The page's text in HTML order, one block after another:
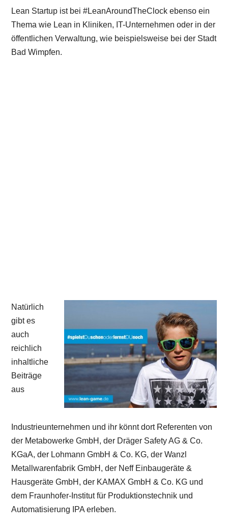
Lean Startup ist bei #LeanAroundTheClock ebenso ein
Thema wie Lean in Kliniken, IT-Unternehmen oder in der
öffentlichen Verwaltung, wie beispielsweise bei der Stadt
Bad Wimpfen.
Natürlich
gibt es
auch
reichlich
inhaltliche
Beiträge
aus
Industrieunternehmen und ihr könnt dort Referenten von
der Metabowerke GmbH, der Dräger Safety AG & Co.
KGaA, der Lohmann GmbH & Co. KG, der Wanzl
Metallwarenfabrik GmbH, der Neff Einbaugeräte &
Hausgeräte GmbH, der KAMAX GmbH & Co. KG und
dem Fraunhofer-Institut für Produktionstechnik und
Automatisierung IPA erleben.